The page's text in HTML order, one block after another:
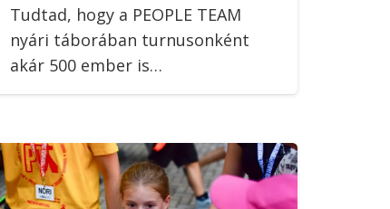
Tudtad, hogy a PEOPLE TEAM
nyári táborában turnusonként
akár 500 ember is…